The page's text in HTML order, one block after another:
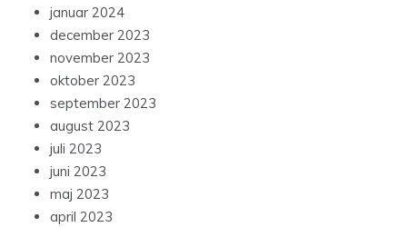
januar 2024
december 2023
november 2023
oktober 2023
september 2023
august 2023
juli 2023
juni 2023
maj 2023
april 2023